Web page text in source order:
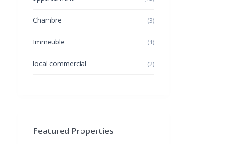
Chambre (3)
Immeuble (1)
local commercial (2)
Featured Properties